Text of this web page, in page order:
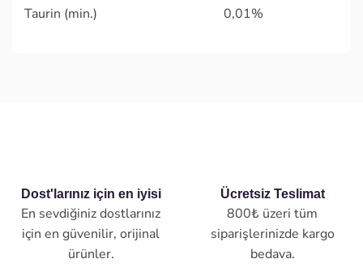
Taurin (min.) 0,01%
Dost'larınız için en iyisi
En sevdiğiniz dostlarınız
için en güvenilir, orijinal
ürünler.
Ücretsiz Teslimat
800₺ üzeri tüm
siparişlerinizde kargo
bedava.